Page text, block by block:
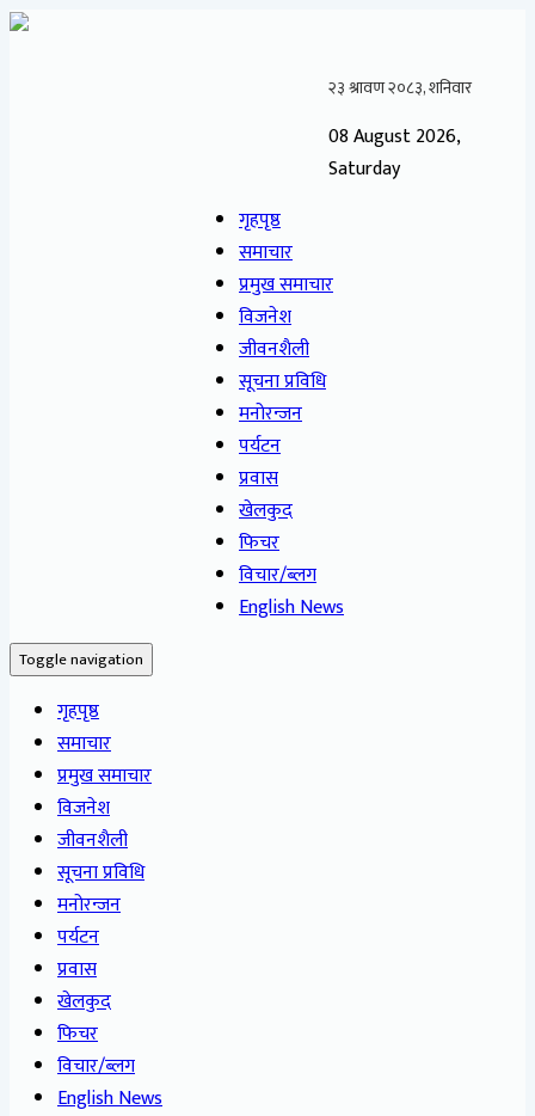
08 August 2026,
Saturday
गृहपृष्ठ
समाचार
प्रमुख समाचार
विजनेश
जीवनशैली
सूचना प्रविधि
मनोरन्जन
पर्यटन
प्रवास
खेलकुद
फिचर
विचार/ब्लग
English News
Toggle navigation
गृहपृष्ठ
समाचार
प्रमुख समाचार
विजनेश
जीवनशैली
सूचना प्रविधि
मनोरन्जन
पर्यटन
प्रवास
खेलकुद
फिचर
विचार/ब्लग
English News